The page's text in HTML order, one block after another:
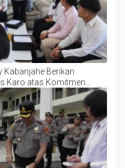
Kabanjahe Berikan
Karo atas Komitmen